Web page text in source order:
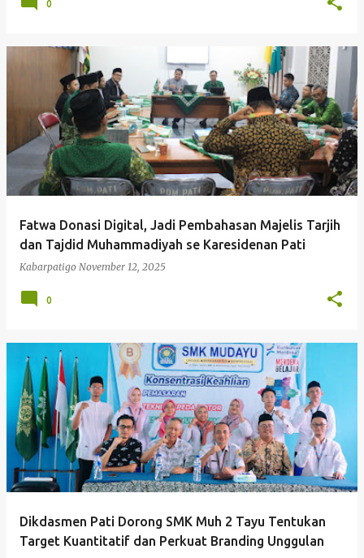
0
Fatwa Donasi Digital, Jadi Pembahasan Majelis Tarjih
dan Tajdid Muhammadiyah se Karesidenan Pati
Kabarpatigo November 12, 2025
0
Dikdasmen Pati Dorong SMK Muh 2 Tayu Tentukan
Target Kuantitatif dan Perkuat Branding Unggulan